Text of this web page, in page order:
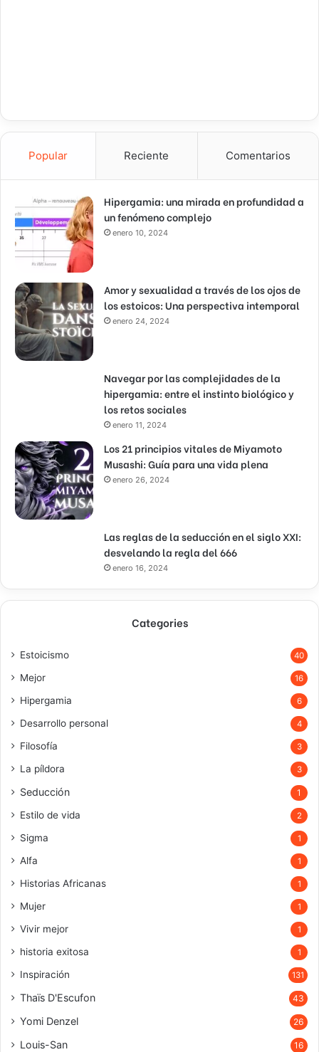
Popular Reciente Comentarios
Hipergamia: una mirada en profundidad a
un fenómeno complejo
enero 10, 2024
Amor y sexualidad a través de los ojos de
los estoicos: Una perspectiva intemporal
enero 24, 2024
Navegar por las complejidades de la
hipergamia: entre el instinto biológico y
los retos sociales
enero 11, 2024
Los 21 principios vitales de Miyamoto
Musashi: Guía para una vida plena
enero 26, 2024
Las reglas de la seducción en el siglo XXI:
desvelando la regla del 666
enero 16, 2024
Categories
Estoicismo 40
Mejor 16
Hipergamia 6
Desarrollo personal 4
Filosofía 3
La píldora 3
Seducción 1
Estilo de vida 2
Sigma 1
Alfa 1
Historias Africanas 1
Mujer 1
Vivir mejor 1
historia exitosa 1
Inspiración 131
Thaïs D'Escufon 43
Yomi Denzel 26
Louis-San 16